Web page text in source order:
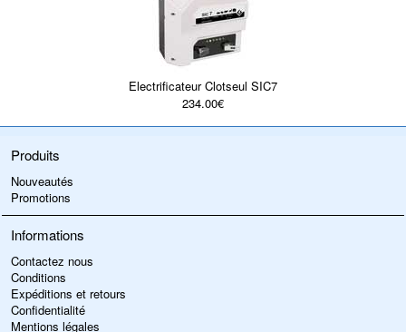
Electrificateur Clotseul SIC7
234.00€
Produits
Nouveautés
Promotions
Informations
Contactez nous
Conditions
Expéditions et retours
Confidentialité
Mentions légales